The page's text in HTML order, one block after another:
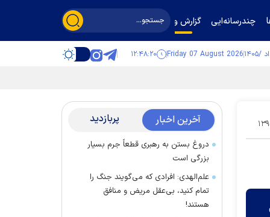
چندرسانه‌ایی گزارش و گفت‌وگو
Friday 07 August 2026 ۱۲:۴۸:۲۱
۰۴ آخرین اخبار پربازدید
دروغ بستن به رهبری قطعاً جرم بسیار
بزرگی است
علم‌الهدی: افرادی که می‌گویند جنگ را
تمام کنید، بی‌عقل مریض و منافق
هستند!